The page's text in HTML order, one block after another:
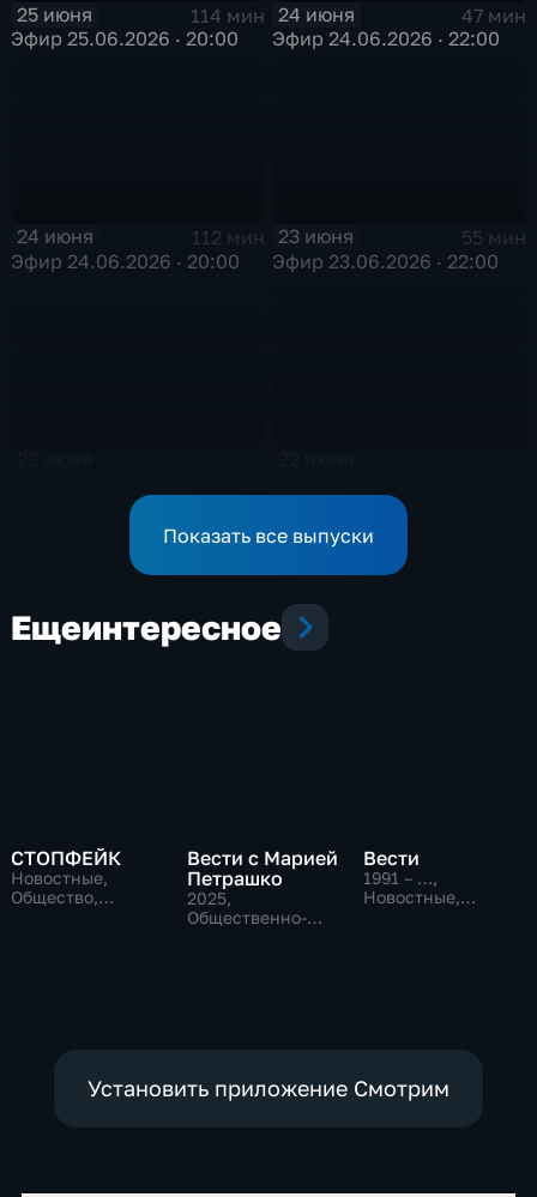
25 июня
114 мин
Эфир 25.06.2026 · 20:00
24 июня
47 мин
Эфир 24.06.2026 · 22:00
24 июня
112 мин
Эфир 24.06.2026 · 20:00
23 июня
55 мин
Эфир 23.06.2026 · 22:00
Показать все выпуски
Ещеинтересное
СТОПФЕЙК
Новостные,
Общество,
Вести с Марией
Петрашко
2025,
Общественно-
Вести
1991 – …,
Новостные,
Установить приложение Смотрим